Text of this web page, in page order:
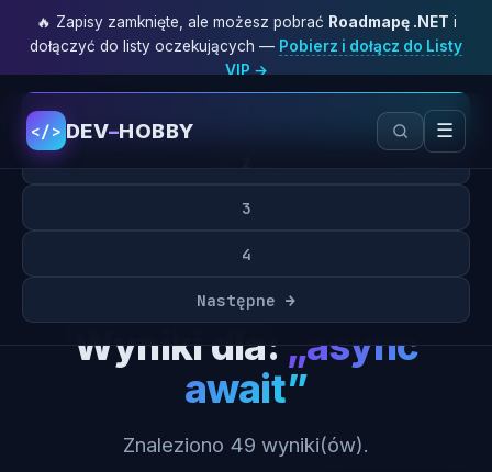
🔥 Zapisy zamknięte, ale możesz pobrać Roadmapę .NET i
dołączyć do listy oczekujących — Pobierz i dołącz do Listy
VIP →
</> DEV–HOBBY ☰
Wyniki dla: „async
await”
Znaleziono 49 wyniki(ów).
3
4
Następne →